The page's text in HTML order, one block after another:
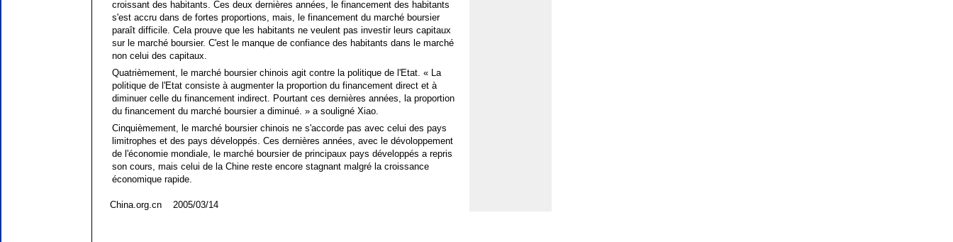
croissant des habitants. Ces deux dernières années, le financement des habitants
s'est accru dans de fortes proportions, mais, le financement du marché boursier
paraît difficile. Cela prouve que les habitants ne veulent pas investir leurs capitaux
sur le marché boursier. C'est le manque de confiance des habitants dans le marché
non celui des capitaux.
Quatrièmement, le marché boursier chinois agit contre la politique de l'Etat. « La
politique de l'Etat consiste à augmenter la proportion du financement direct et à
diminuer celle du financement indirect. Pourtant ces dernières années, la proportion
du financement du marché boursier a diminué. » a souligné Xiao.
Cinquièmement, le marché boursier chinois ne s'accorde pas avec celui des pays
limitrophes et des pays développés. Ces dernières années, avec le dévoloppement
de l'économie mondiale, le marché boursier de principaux pays développés a repris
son cours, mais celui de la Chine reste encore stagnant malgré la croissance
économique rapide.
China.org.cn 2005/03/14